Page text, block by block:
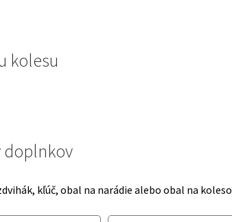
kolesu
doplnkov
kľúč, obal na narádie alebo obal na koleso